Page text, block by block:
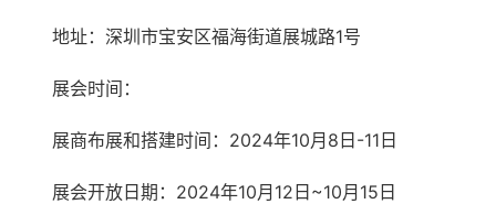
地址：深圳市宝安区福海街道展城路1号
展会时间：
展商布展和搭建时间：2024年10月8日-11日
展会开放日期：2024年10月12日~10月15日